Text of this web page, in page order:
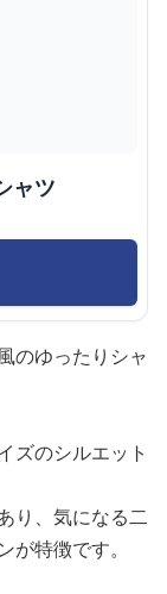
ャツ
のゆったりシャ
ズのシルエット
り、気になる二
特徴です。